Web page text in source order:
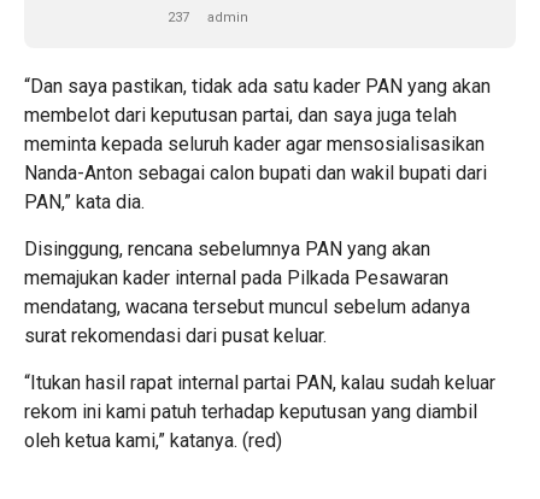
237 admin
“Dan saya pastikan, tidak ada satu kader PAN yang akan
membelot dari keputusan partai, dan saya juga telah
meminta kepada seluruh kader agar mensosialisasikan
Nanda-Anton sebagai calon bupati dan wakil bupati dari
PAN,” kata dia.
Disinggung, rencana sebelumnya PAN yang akan
memajukan kader internal pada Pilkada Pesawaran
mendatang, wacana tersebut muncul sebelum adanya
surat rekomendasi dari pusat keluar.
“Itukan hasil rapat internal partai PAN, kalau sudah keluar
rekom ini kami patuh terhadap keputusan yang diambil
oleh ketua kami,” katanya. (red)